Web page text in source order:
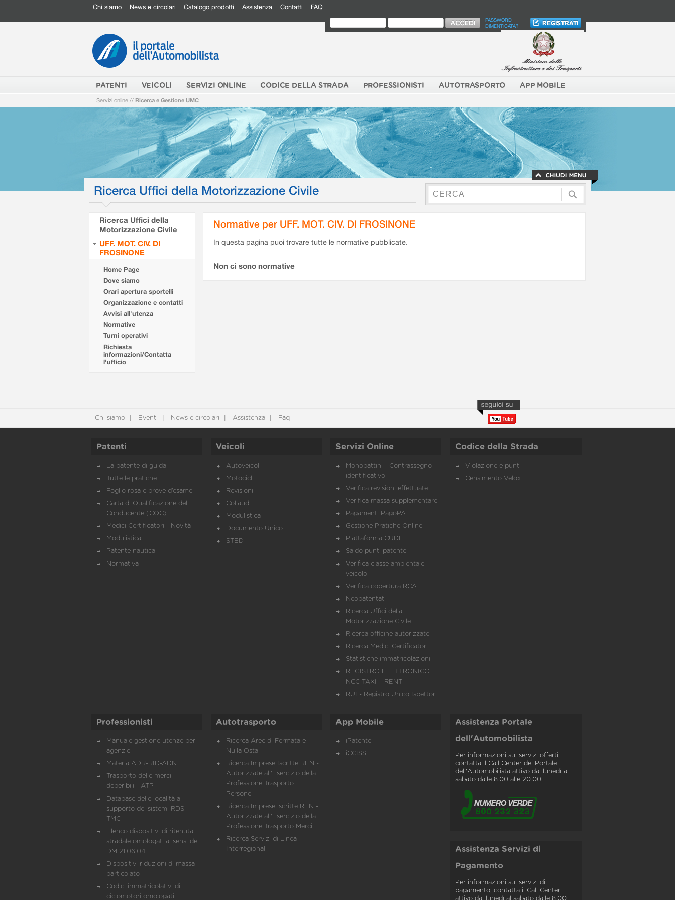
Chi siamo News e circolari Catalogo prodotti Assistenza Contatti FAQ
PASSWORD
DIMENTICATA?
PATENTI VEICOLI SERVIZI ONLINE CODICE DELLA STRADA PROFESSIONISTI AUTOTRASPORTO APP MOBILE
Servizi online // Ricerca e Gestione UMC
Ricerca Uffici della Motorizzazione Civile
Ricerca Uffici della
Motorizzazione Civile
UFF. MOT. CIV. DI
FROSINONE
Home Page
Dove siamo
Orari apertura sportelli
Organizzazione e contatti
Avvisi all'utenza
Normative
Turni operativi
Richiesta
informazioni/Contatta
l'ufficio
Normative per UFF. MOT. CIV. DI FROSINONE
In questa pagina puoi trovare tutte le normative pubblicate.
Non ci sono normative
Chi siamo Eventi News e circolari Assistenza Faq
Patenti
La patente di guida
Tutte le pratiche
Foglio rosa e prove d’esame
Carta di Qualificazione del
Conducente (CQC)
Medici Certificatori - Novità
Modulistica
Patente nautica
Normativa
Veicoli
Autoveicoli
Motocicli
Revisioni
Collaudi
Modulistica
Documento Unico
STED
Servizi Online
Monopattini - Contrassegno
identificativo
Verifica revisioni effettuate
Verifica massa supplementare
Pagamenti PagoPA
Gestione Pratiche Online
Piattaforma CUDE
Saldo punti patente
Verifica classe ambientale
veicolo
Verifica copertura RCA
Neopatentati
Ricerca Uffici della
Motorizzazione Civile
Ricerca officine autorizzate
Ricerca Medici Certificatori
Statistiche immatricolazioni
REGISTRO ELETTRONICO
NCC TAXI – RENT
RUI - Registro Unico Ispettori
Codice della Strada
Violazione e punti
Censimento Velox
Professionisti
Manuale gestione utenze per
agenzie
Materia ADR-RID-ADN
Trasporto delle merci
deperibili - ATP
Database delle località a
supporto dei sistemi RDS
TMC
Elenco dispositivi di ritenuta
stradale omologati ai sensi del
DM 21.06.04
Dispositivi riduzioni di massa
particolato
Codici immatricolativi di
ciclomotori omologati
Autotrasporto
Ricerca Aree di Fermata e
Nulla Osta
Ricerca Imprese Iscritte REN -
Autorizzate all'Esercizio della
Professione Trasporto
Persone
Ricerca Imprese iscritte REN -
Autorizzate all'Esercizio della
Professione Trasporto Merci
Ricerca Servizi di Linea
Interregionali
App Mobile
iPatente
iCCISS
Assistenza Portale
dell'Automobilista
Per informazioni sui servizi offerti,
contatta il Call Center del Portale
dell'Automobilista attivo dal lunedì al
sabato dalle 8.00 alle 20.00
Assistenza Servizi di
Pagamento
Per informazioni sui servizi di
pagamento, contatta il Call Center